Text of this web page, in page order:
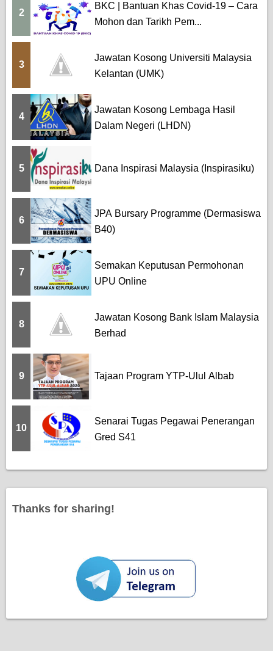
2
BKC | Bantuan Khas Covid-19 – Cara
Mohon dan Tarikh Pem...
3
Jawatan Kosong Universiti Malaysia
Kelantan (UMK)
4
Jawatan Kosong Lembaga Hasil
Dalam Negeri (LHDN)
5 Dana Inspirasi Malaysia (Inspirasiku)
6
JPA Bursary Programme (Dermasiswa
B40)
7
Semakan Keputusan Permohonan
UPU Online
8
Jawatan Kosong Bank Islam Malaysia
Berhad
9 Tajaan Program YTP-Ulul Albab
10
Senarai Tugas Pegawai Penerangan
Gred S41
Thanks for sharing!